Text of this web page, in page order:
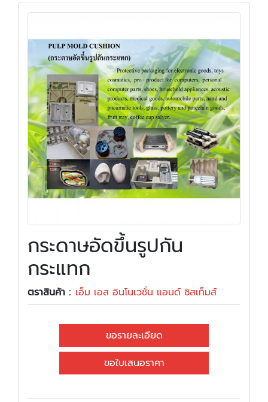
กระดาษอัดขึ้นรูปกัน
กระแทก
ตราสินค้า : เอ็ม เอส อินโนเวชั่น แอนด์ ซิสเท็มส์
ขอรายละเอียด
ขอใบเสนอราคา